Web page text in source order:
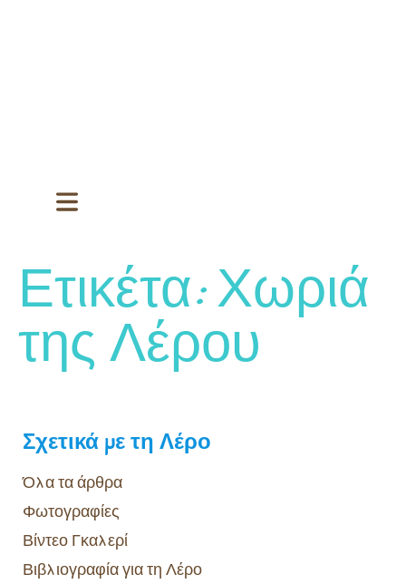
Ετικέτα:Χωριά
της Λέρου
Σχετικά με τη Λέρο
Όλα τα άρθρα
Φωτογραφίες
Βίντεο Γκαλερί
Βιβλιογραφία για τη Λέρο